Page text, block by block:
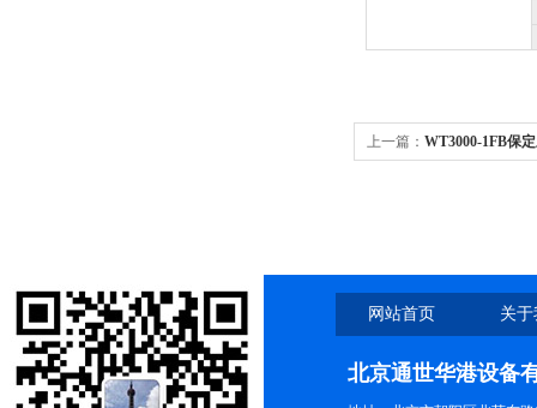
上一篇： WT3000-1FB保
网站首页 关
北京通世华港设备